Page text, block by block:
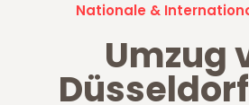
Nationale &
Umzug